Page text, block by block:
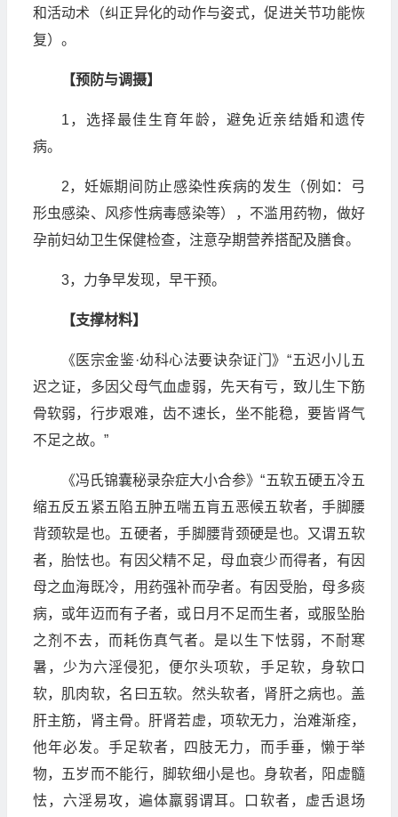
和活动术（纠正异化的动作与姿式，促进关节功能恢
复）。
【预防与调摄】
1，选择最佳生育年龄，避免近亲结婚和遗传
病。
2，妊娠期间防止感染性疾病的发生（例如：弓
形虫感染、风疹性病毒感染等），不滥用药物，做好
孕前妇幼卫生保健检查，注意孕期营养搭配及膳食。
3，力争早发现，早干预。
【支撑材料】
《医宗金鉴·幼科心法要诀杂证门》“五迟小儿五
迟之证，多因父母气血虚弱，先天有亏，致儿生下筋
骨软弱，行步艰难，齿不速长，坐不能稳，要皆肾气
不足之故。”
《冯氏锦囊秘录杂症大小合参》“五软五硬五冷五
缩五反五紧五陷五肿五喘五肓五恶候五软者，手脚腰
背颈软是也。五硬者，手脚腰背颈硬是也。又谓五软
者，胎怯也。有因父精不足，母血衰少而得者，有因
母之血海既冷，用药强补而孕者。有因受胎，母多痰
病，或年迈而有子者，或日月不足而生者，或服坠胎
之剂不去，而耗伤真气者。是以生下怯弱，不耐寒
暑，少为六淫侵犯，便尔头项软，手足软，身软口
软，肌肉软，名曰五软。然头软者，肾肝之病也。盖
肝主筋，肾主骨。肝肾若虚，项软无力，治难渐痊，
他年必发。手足软者，四肢无力，而手垂，懒于举
物，五岁而不能行，脚软细小是也。身软者，阳虚髓
怯，六淫易攻，遍体羸弱谓耳。口软者，虚舌退场